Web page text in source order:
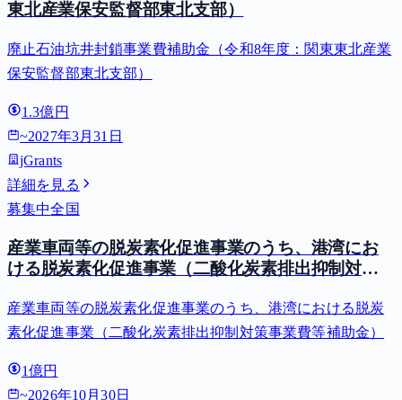
東北産業保安監督部東北支部）
廃止石油坑井封鎖事業費補助金（令和8年度：関東東北産業
保安監督部東北支部）
1.3億円
~2027年3月31日
jGrants
詳細を見る
募集中全国
産業車両等の脱炭素化促進事業のうち、港湾にお
ける脱炭素化促進事業（二酸化炭素排出抑制対策
産業車両等の脱炭素化促進事業のうち、港湾における脱炭
素化促進事業（二酸化炭素排出抑制対策事業費等補助金）
1億円
~2026年10月30日